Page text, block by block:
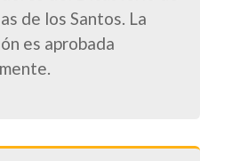
de los Santos. La
es aprobada